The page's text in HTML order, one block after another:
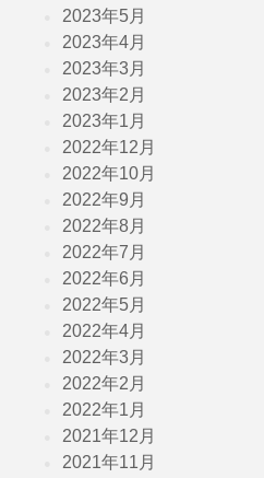
2023年5月
2023年4月
2023年3月
2023年2月
2023年1月
2022年12月
2022年10月
2022年9月
2022年8月
2022年7月
2022年6月
2022年5月
2022年4月
2022年3月
2022年2月
2022年1月
2021年12月
2021年11月